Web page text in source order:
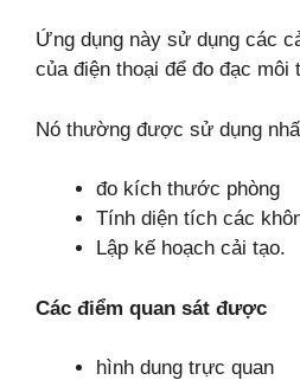
Ứng dụng này sử dụng các
của điện thoại để đo đạc môi
Nó thường được sử dụng
đo kích thước phòng
Tính diện tích các
Lập kế hoạch cải tạo.
Các điểm quan sát được
hình dung trực quan